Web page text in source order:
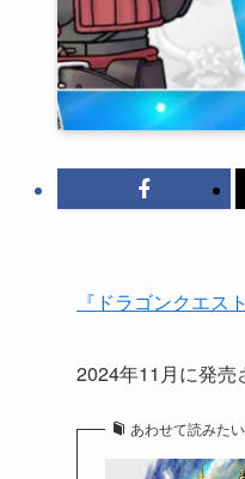
『ドラゴンクエス
2024年11月に発売
あわせて読みたい